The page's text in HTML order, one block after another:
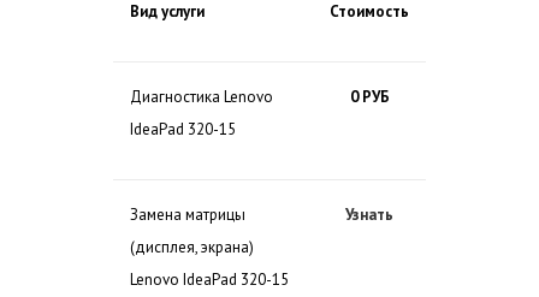
Вид услуги Стоимость
Диагностика Lenovo
IdeaPad 320-15
0 РУБ
Замена матрицы
(дисплея, экрана)
Lenovo IdeaPad 320-15
Узнать